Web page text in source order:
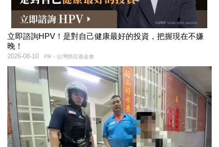
立即諮詢HPV！是對自己健康最好的投資，把握現在不嫌
晚！
PR・台灣癌症基金會
2026-08-10